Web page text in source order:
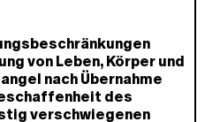
von Leben, Körper und
nach Übernahme
des
verschwiegenen